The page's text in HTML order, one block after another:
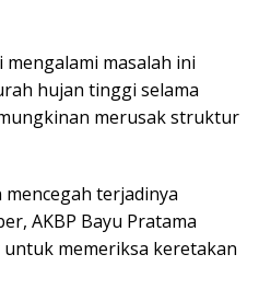
masalah ini
hujan tinggi selama
merusak struktur
terjadinya
AKBP Bayu Pratama
memeriksa keretakan